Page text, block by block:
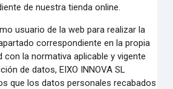
de nuestra tiendaonline.
usuario de la web para realizar la
correspondienteen la propia
con la normativa aplicable y vigente
de datos,EIXO INNOVA SL
que los datos personales recabados